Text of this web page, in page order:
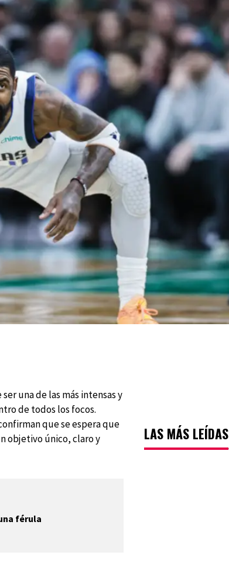
una de las más intensas y
de todos los focos.
que se espera que
objetivo único, claro y
férula
LAS MÁS LEÍDAS